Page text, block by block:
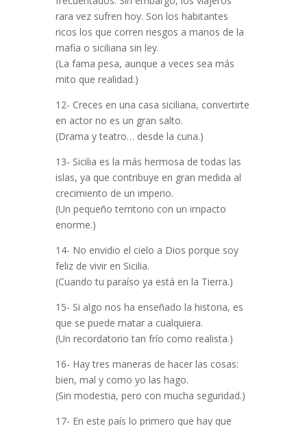
rara vez sufren hoy. Son los habitantes
ricos los que corren riesgos a manos de la
mafia o siciliana sin ley.
(La fama pesa, aunque a veces sea más
mito que realidad.)
12- Creces en una casa siciliana, convertirte
en actor no es un gran salto.
(Drama y teatro… desde la cuna.)
13- Sicilia es la más hermosa de todas las
islas, ya que contribuye en gran medida al
crecimiento de un imperio.
(Un pequeño territorio con un impacto
enorme.)
14- No envidio el cielo a Dios porque soy
feliz de vivir en Sicilia.
(Cuando tu paraíso ya está en la Tierra.)
15- Si algo nos ha enseñado la historia, es
que se puede matar a cualquiera.
(Un recordatorio tan frío como realista.)
16- Hay tres maneras de hacer las cosas:
bien, mal y como yo las hago.
(Sin modestia, pero con mucha seguridad.)
17- En este país lo primero que hay que